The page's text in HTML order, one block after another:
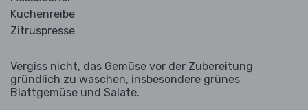
Küchenreibe
Zitruspresse
Vergiss nicht, das Gemüse vor der Zubereitung
gründlich zu waschen, insbesondere grünes
Blattgemüse und Salate.